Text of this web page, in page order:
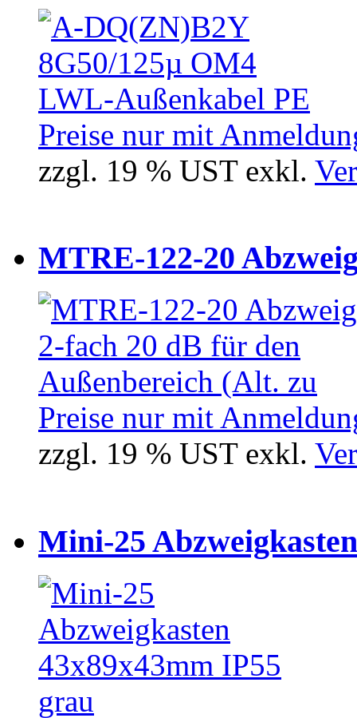
Preise nur mit
zzgl. 19 % UST exkl.
MTRE-122-20
Preise nur mit
zzgl. 19 % UST exkl.
Mini-25